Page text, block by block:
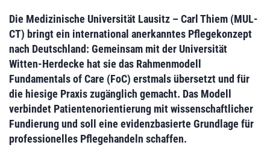
Die Medizinische Universität Lausitz – Carl Thiem (MUL-
CT) bringt ein international anerkanntes Pflegekonzept
nach Deutschland: Gemeinsam mit der Universität
Witten-Herdecke hat sie das Rahmenmodell
Fundamentals of Care (FoC) erstmals übersetzt und für
die hiesige Praxis zugänglich gemacht. Das Modell
verbindet Patientenorientierung mit wissenschaftlicher
Fundierung und soll eine evidenzbasierte Grundlage für
professionelles Pflegehandeln schaffen.